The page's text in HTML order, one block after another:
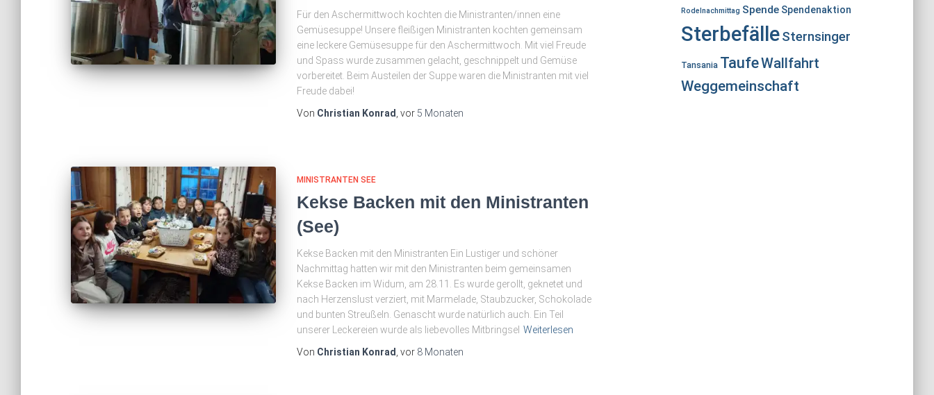
Für den Aschermittwoch kochten die Ministranten/innen eine
Gemüsesuppe! Unsere fleißigen Ministranten kochten gemeinsam
eine leckere Gemüsesuppe für den Aschermittwoch. Mit viel Freude
und Spass wurde zusammen gelacht, geschnippelt und Gemüse
vorbereitet. Beim Austeilen der Suppe waren die Ministranten mit viel
Freude dabei!
Von Christian Konrad , vor 5 Monaten
MINISTRANTEN SEE
Kekse Backen mit den Ministranten
(See)
Kekse Backen mit den Ministranten Ein Lustiger und schöner
Nachmittag hatten wir mit den Ministranten beim gemeinsamen
Kekse Backen im Widum, am 28.11. Es wurde gerollt, geknetet und
nach Herzenslust verziert, mit Marmelade, Staubzucker, Schokolade
und bunten Streußeln. Genascht wurde natürlich auch. Ein Teil
unserer Leckereien wurde als liebevolles Mitbringsel Weiterlesen
Von Christian Konrad , vor 8 Monaten
Rodelnachmittag Spende Spendenaktion
Sterbefälle Sternsinger
Tansania TaufeWallfahrt
Weggemeinschaft